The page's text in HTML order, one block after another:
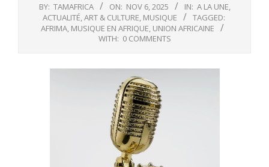
BY: TAMAFRICA ON: NOV 6, 2025 IN: A LA UNE,
ACTUALITÉ,ART & CULTURE, MUSIQUE
TAGGED:
AFRIMA, MUSIQUE EN AFRIQUE, UNION AFRICAINE
WITH: 0 COMMENTS